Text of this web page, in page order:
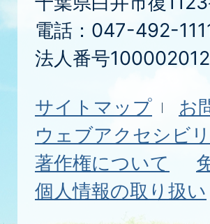
電話：047-492-
法人番号
サイトマップ
お
ウェブアクセシビ
著作権について
個人情報の取り扱い